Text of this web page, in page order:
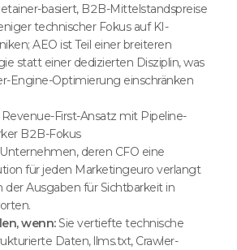
basiert, B2B-Mittelstandspreise
technischer Fokus auf KI-
AEO ist Teil einer breiteren
statt einer dedizierten Disziplin, was
Engine-Optimierung einschränken
First-Ansatz mit Pipeline-
B2B-Fokus
deren CFO eine
für jeden Marketingeuro verlangt
der Ausgaben für Sichtbarkeit in
wenn:Sie vertiefte technische
Daten, llms.txt, Crawler-